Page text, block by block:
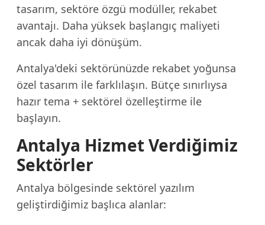
tasarım, sektöre özgü modüller, rekabet
avantajı. Daha yüksek başlangıç maliyeti
ancak daha iyi dönüşüm.
Antalya'deki sektörünüzde rekabet yoğunsa
özel tasarım ile farklılaşın. Bütçe sınırlıysa
hazır tema + sektörel özelleştirme ile
başlayın.
Antalya Hizmet Verdiğimiz
Sektörler
Antalya bölgesinde sektörel yazılım
geliştirdiğimiz başlıca alanlar: